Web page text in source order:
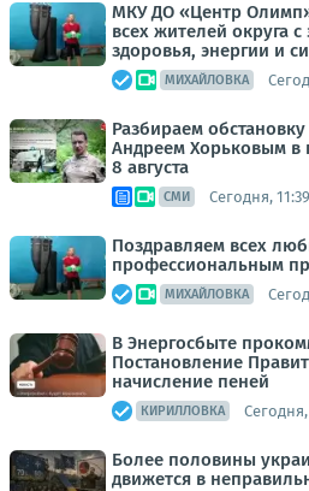
МКУ ДО «Центр
всех жителей округа
здоровья, энергии и
МИХАЙЛОВКА
Разбираем
Андреем Хорьковым
8 августа
СМИ Сегодня, 11:39
Поздравляем всех
профессиональным
МИХАЙЛОВКА
В Энергосбыте
Постановление
начисление пеней
КИРИЛЛОВКА Сегодня,
Более половины
движется в